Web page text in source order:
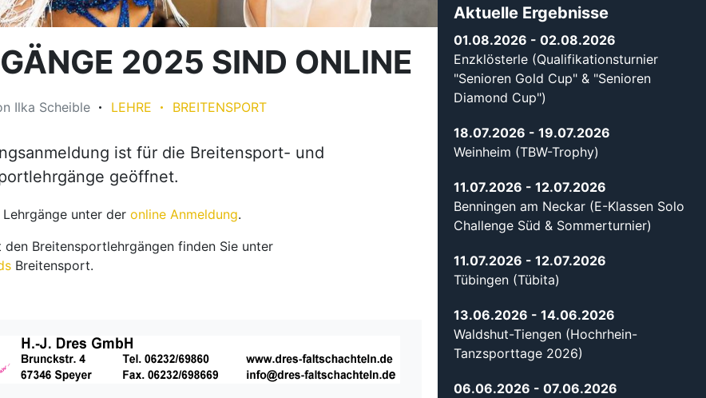
2025 SIND ONLINE
Ilka Scheible LEHRE BREITENSPORT
ist für die Breitensport- und
geöffnet.
unter der online Anmeldung.
den Breitensportlehrgängen finden Sie unter
Breitensport.
Aktuelle Ergebnisse
01.08.2026 - 02.08.2026
Enzklösterle (Qualifikationsturnier
"Senioren Gold Cup" & "Senioren
Diamond Cup")
18.07.2026 - 19.07.2026
Weinheim (TBW-Trophy)
11.07.2026 - 12.07.2026
Benningen am Neckar (E-Klassen Solo
Challenge Süd & Sommerturnier)
11.07.2026 - 12.07.2026
Tübingen (Tübita)
13.06.2026 - 14.06.2026
Waldshut-Tiengen (Hochrhein-
Tanzsporttage 2026)
06.06.2026 - 07.06.2026